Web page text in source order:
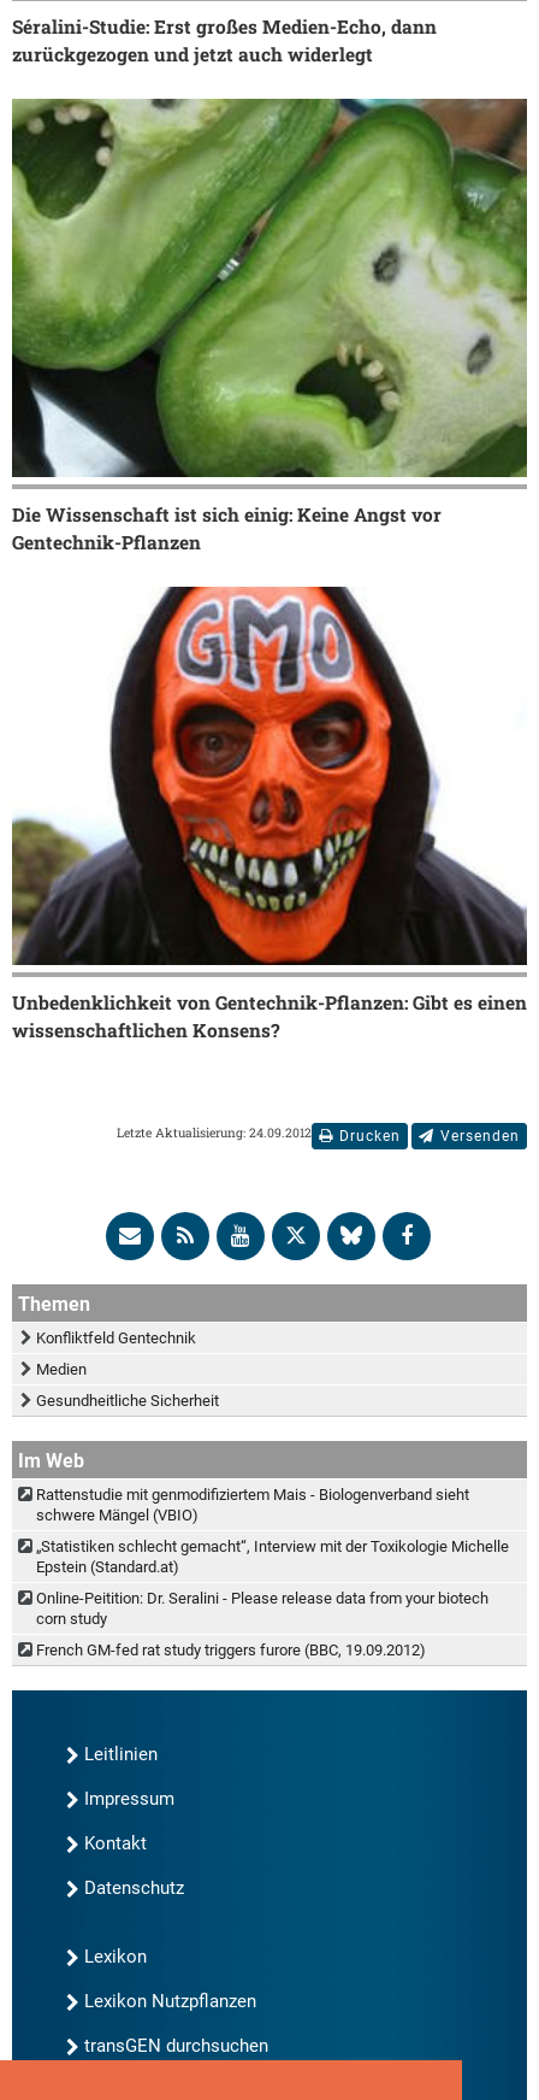
Séralini-Studie: Erst großes Medien-Echo, dann
zurückgezogen und jetzt auch widerlegt
Die Wissenschaft ist sich einig: Keine Angst vor
Gentechnik-Pflanzen
Unbedenklichkeit von Gentechnik-Pflanzen: Gibt es einen
wissenschaftlichen Konsens?
Drucken Versenden
Letzte Aktualisierung: 24.09.2012
Themen
Konfliktfeld Gentechnik
Medien
Gesundheitliche Sicherheit
Im Web
Rattenstudie mit genmodifiziertem Mais - Biologenverband sieht
schwere Mängel (VBIO)
„Statistiken schlecht gemacht“, Interview mit der Toxikologie Michelle
Epstein (Standard.at)
Online-Peitition: Dr. Seralini - Please release data from your biotech
corn study
French GM-fed rat study triggers furore (BBC, 19.09.2012)
Leitlinien
Impressum
Kontakt
Datenschutz
Lexikon
Lexikon Nutzpflanzen
transGEN durchsuchen